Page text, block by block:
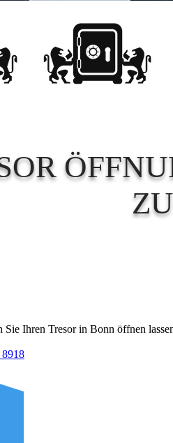
Sie Ihren Tresor in Bonn öffnen
8918